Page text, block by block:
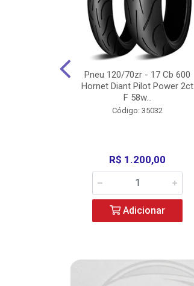
Pneu 120/70zr - 17 Cb 600
Hornet Diant Pilot Power 2ct
F 58w...
Código: 35032
R$ 1.200,00
Adicionar